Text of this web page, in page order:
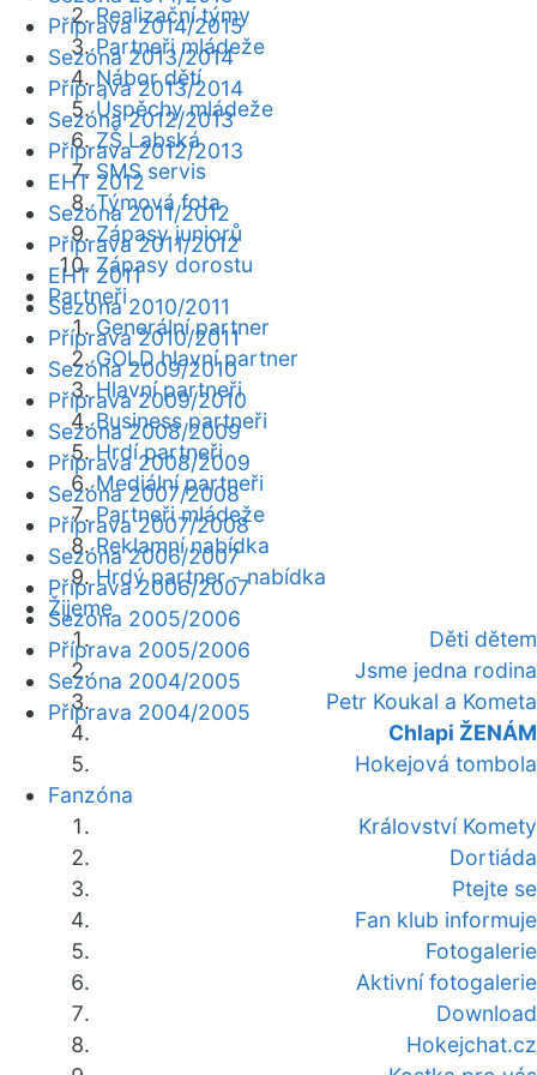
Realizační týmy
Partneři mládeže
Nábor dětí
Úspěchy mládeže
ZŠ Labská
SMS servis
Týmová fota
Zápasy juniorů
Zápasy dorostu
Partneři
Generální partner
GOLD hlavní partner
Hlavní partneři
Business partneři
Hrdí partneři
Mediální partneři
Partneři mládeže
Reklamní nabídka
Hrdý partner - nabídka
Žijeme
Děti dětem
Jsme jedna rodina
Petr Koukal a Kometa
Chlapi ŽENÁM
Hokejová tombola
Fanzóna
Království Komety
Dortiáda
Ptejte se
Fan klub informuje
Fotogalerie
Aktivní fotogalerie
Download
Hokejchat.cz
Příprava 2014/2015
Sezóna 2013/2014
Příprava 2013/2014
Sezóna 2012/2013
Příprava 2012/2013
EHT 2012
Sezóna 2011/2012
Příprava 2011/2012
EHT 2011
Sezóna 2010/2011
Příprava 2010/2011
Sezóna 2009/2010
Příprava 2009/2010
Sezóna 2008/2009
Příprava 2008/2009
Sezóna 2007/2008
Příprava 2007/2008
Sezóna 2006/2007
Příprava 2006/2007
Sezóna 2005/2006
Příprava 2005/2006
Sezóna 2004/2005
Příprava 2004/2005